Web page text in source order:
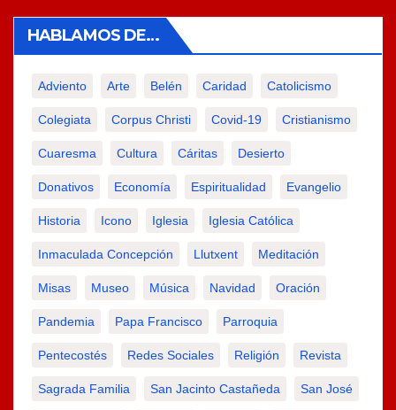
HABLAMOS DE…
Adviento Arte Belén Caridad Catolicismo
Colegiata Corpus Christi Covid-19 Cristianismo
Cuaresma Cultura Cáritas Desierto
Donativos Economía Espiritualidad Evangelio
Historia Icono Iglesia Iglesia Católica
Inmaculada Concepción Llutxent Meditación
Misas Museo Música Navidad Oración
Pandemia Papa Francisco Parroquia
Pentecostés Redes Sociales Religión Revista
Sagrada Familia San Jacinto Castañeda San José